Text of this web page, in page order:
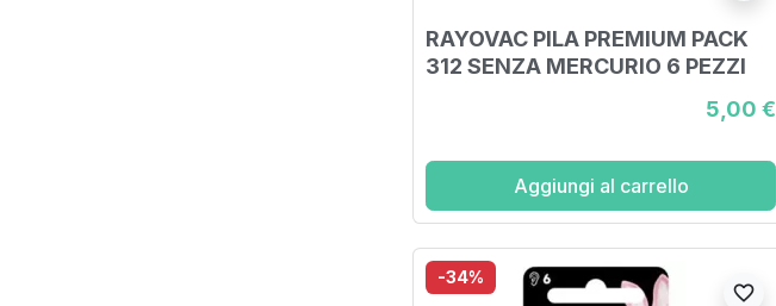
RAYOVAC PILA PREMIUM PACK
312 SENZA MERCURIO 6 PEZZI
5,00 €
Aggiungi al carrello
-34%
favorite_border